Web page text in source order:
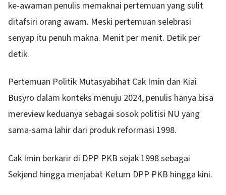
ke-awaman penulis memaknai pertemuan yang sulit
ditafsiri orang awam. Meski pertemuan selebrasi
senyap itu penuh makna. Menit per menit. Detik per
detik.
Pertemuan Politik Mutasyabihat Cak Imin dan Kiai
Busyro dalam konteks menuju 2024, penulis hanya bisa
mereview keduanya sebagai sosok politisi NU yang
sama-sama lahir dari produk reformasi 1998.
Cak Imin berkarir di DPP PKB sejak 1998 sebagai
Sekjend hingga menjabat Ketum DPP PKB hingga kini.